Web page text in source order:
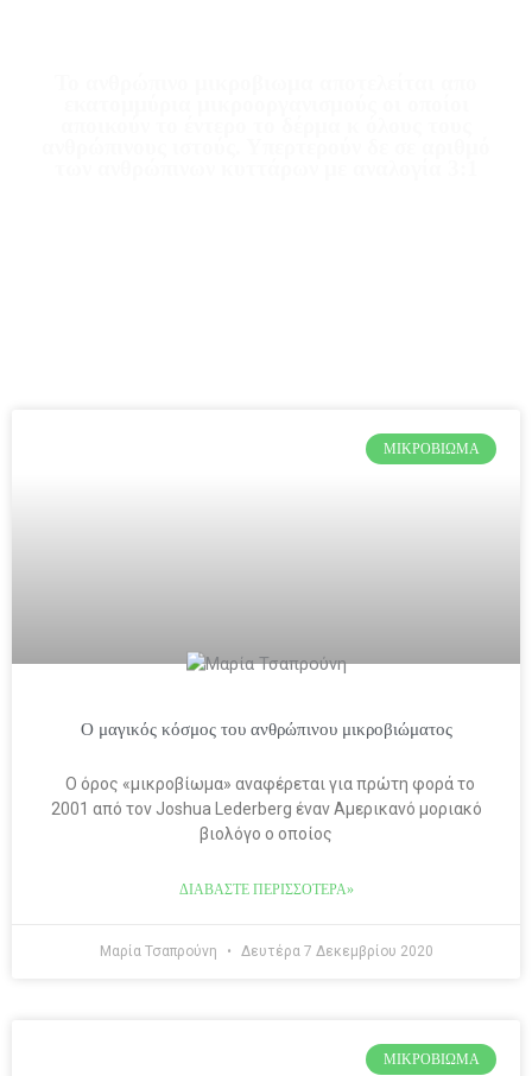
ΜΙΚΡΟΒΊΩΜΑ
Ο μαγικός κόσμος του ανθρώπινου μικροβιώματος
Ο όρος «μικροβίωμα» αναφέρεται για πρώτη φορά το
2001 από τον Joshua Lederberg έναν Αμερικανό μοριακό
βιολόγο ο οποίος
ΔΙΑΒΆΣΤΕ ΠΕΡΙΣΣΌΤΕΡΑ»
Μαρία Τσαπρούνη Δευτέρα 7 Δεκεμβρίου 2020
ΜΙΚΡΟΒΊΩΜΑ